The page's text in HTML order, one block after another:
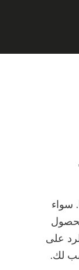
سواء
على
لك.